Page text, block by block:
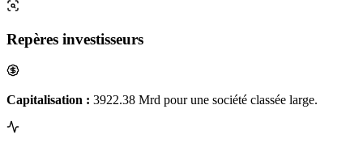
Repères investisseurs
Capitalisation : 3922.38 Mrd pour une société classée large.